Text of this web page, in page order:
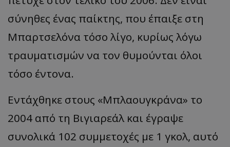
σύνηθες ένας παίκτης, που έπαιξε στη
Μπαρτσελόνα τόσο λίγο, κυρίως λόγω
τραυματισμών να τον θυμούνται όλοι
τόσο έντονα.
Εντάχθηκε στους «Μπλαουγκράνα» το
2004 από τη Βιγιαρεάλ και έγραψε
συνολικά 102 συμμετοχές με 1 γκολ, αυτό